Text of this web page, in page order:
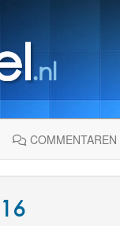
COMMENTAREN